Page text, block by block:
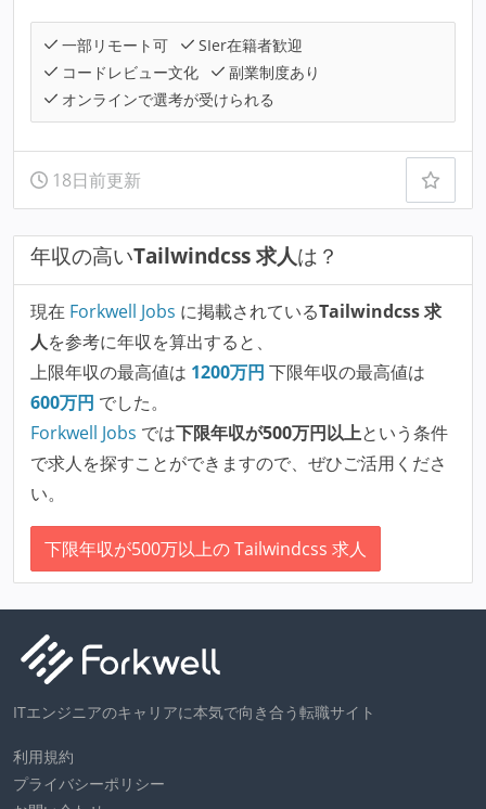
一部リモート可
SIer在籍者歓迎
コードレビュー文化
副業制度あり
オンラインで選考が受けられる
18日前更新
年収の高いTailwindcss 求人は？
現在 Forkwell Jobs に掲載されているTailwindcss 求
人を参考に年収を算出すると、
上限年収の最高値は 1200万円 下限年収の最高値は
600万円 でした。
Forkwell Jobs では下限年収が500万円以上という条件
で求人を探すことができますので、ぜひご活用くださ
い。
下限年収が500万以上の Tailwindcss 求人
ITエンジニアのキャリアに本気で向き合う転職サイト
利用規約
プライバシーポリシー